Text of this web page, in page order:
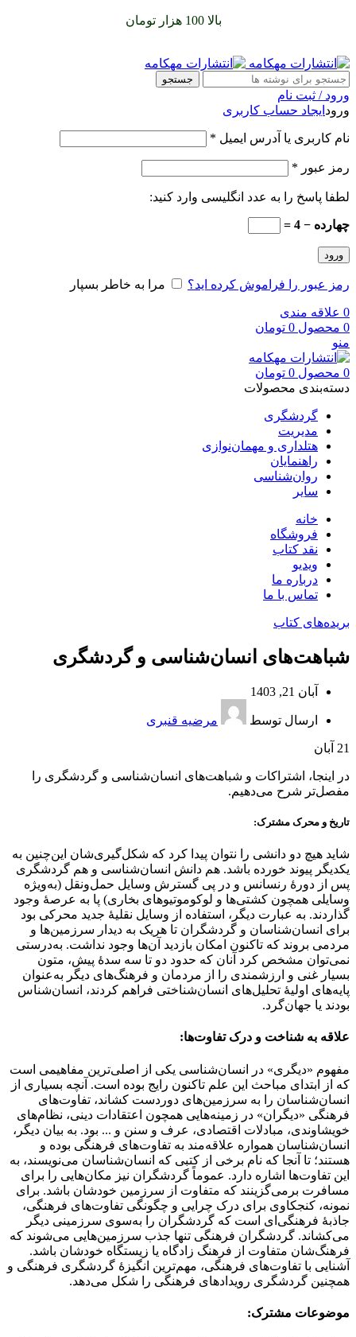
بالا 100 هزار تومان
جستجو
ورود / ثبت نام
ورود ایجاد حساب کاربری
نام کاربری یا آدرس ایمیل *
رمز عبور *
لطفا پاسخ را به عدد انگلیسی وارد کنید:
چهارده − 4 =
ورود
رمز عبور را فراموش کرده اید؟ مرا به خاطر بسپار
0 علاقه مندی
0 محصول 0 تومان
منو
0 محصول 0 تومان
دسته‌بندی محصولات
گردشگری
مدیریت
هتلداری و مهمان‌نوازی
راهنمایان
روان‌شناسی
سایر
خانه
فروشگاه
نقد کتاب
ویدیو
درباره‌ ما
تماس با ما
بریده‌های کتاب
شباهت‌های انسان‌شناسی و گردشگری
آبان 21, 1403
ارسال توسط مرضیه قنبری
21 آبان
در اینجا، اشتراکات و شباهت‌های انسان‌شناسی و گردشگری را
مفصل‌تر شرح می‌دهیم.
تاریخ و محرک مشترک:
شاید هیچ دو دانشی را نتوان پیدا کرد که شکل‌گیری‌شان این‌چنین به
یکدیگر پیوند خورده باشد. هم دانش انسان‌شناسی و هم گردشگری
پس از دورهٔ رنسانس و در پی گسترش وسایل حمل‌ونقل (به‌ویژه
وسایلی همچون کشتی‌ها و لوکوموتیوهای بخاری) پا به عرصهٔ وجود
گذاردند. به عبارت دیگر، استفاده از وسایل نقلیهٔ جدید محرکی بود
برای انسان‌شناسان و گردشگران تا هریک به دیدار سرزمین‌ها و
مردمی بروند که تاکنون امکان بازدید آن‌ها وجود نداشت. به‌درستی
نمی‌توان مشخص کرد آنان که حدود دو تا سه سدهٔ پیش، متون
بسیار غنی و ارزشمندی را از مردمان و فرهنگ‌های دیگر به‌عنوان
پایه‌های اولیهٔ تحلیل‌های انسان‌شناختی فراهم کردند، انسان‌شناس
بودند یا جهان‌گرد.
علاقه به شناخت و درک تفاوت‌ها:
مفهوم «دیگری» در انسان‌شناسی یکی از اصلی‌ترین مفاهیمی است
که از ابتدای مباحث این علم تاکنون رایج بوده است. آنچه بسیاری از
انسان‌شناسان را به سرزمین‌های دوردست کشاند، تفاوت‌های
فرهنگی «دیگران» در زمینه‌هایی همچون اعتقادات دینی، نظام‌های
خویشاوندی، مبادلات اقتصادی، عرف و سنن و ... بود. به بیان دیگر،
انسان‌شناسان همواره علاقه‌مند به تفاوت‌های فرهنگی بوده و
هستند؛ تا آنجا که نام برخی از کتبی که انسان‌شناسان می‌نویسند، به
این تفاوت‌ها اشاره دارد. عموماً گردشگران نیز مکان‌هایی را برای
مسافرت برمی‌گزینند که متفاوت از سرزمین خودشان باشد. برای
نمونه، کنجکاوی برای درک چرایی و چگونگی تفاوت‌های فرهنگی،
جاذبهٔ فرهنگی‌ای است که گردشگران را به‌سوی سرزمینی دیگر
می‌کشاند. گردشگران فرهنگی تنها جذب سرزمین‌هایی می‌شوند که
فرهنگ‌شان متفاوت از فرهنگ زادگاه یا زیستگاه خودشان باشد.
آشنایی با تفاوت‌های فرهنگی، مهم‌ترین انگیزهٔ گردشگری فرهنگی و
همچنین گردشگری رویدادهای فرهنگی را شکل می‌دهد.
موضوعات مشترک: